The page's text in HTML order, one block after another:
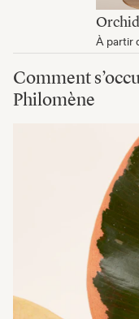
À partir
Comment
Philomène